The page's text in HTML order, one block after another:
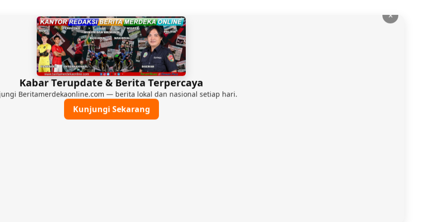
✕
Kabar Terupdate & Berita Terpercaya
Beritamerdekaonline.com — berita lokal dan nasional setiap hari.
Kunjungi Sekarang